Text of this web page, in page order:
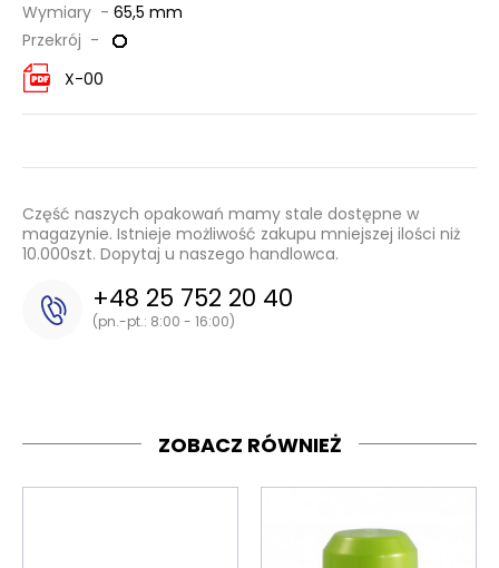
Wymiary - 65,5 mm
Przekrój -
X-00
Część naszych opakowań mamy stale dostępne w
magazynie. Istnieje możliwość zakupu mniejszej ilości niż
10.000szt. Dopytaj u naszego handlowca.
+48 25 752 20 40
(pn.-pt.: 8:00 - 16:00)
ZOBACZ RÓWNIEŻ